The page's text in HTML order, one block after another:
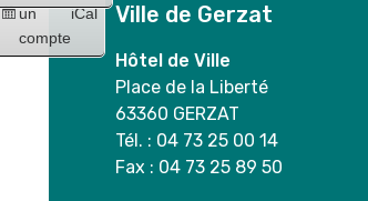
un
compte
iCal Ville de Gerzat
Hôtel de Ville
Place de la Liberté
63360 GERZAT
Tél. : 04 73 25 00 14
Fax : 04 73 25 89 50